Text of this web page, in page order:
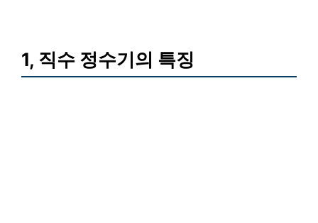
1, 직수 정수기의 특징